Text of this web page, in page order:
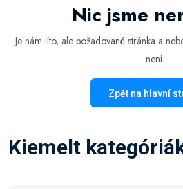
Nic jsme
Je nám líto, ale požadované stránka a
není.
Zpět na hlavní
Kiemelt